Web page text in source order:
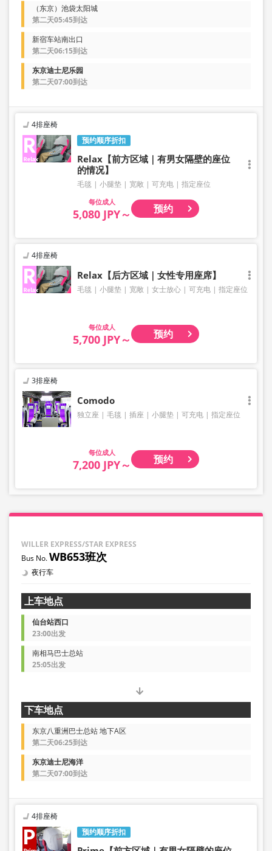
（东京）池袋太阳城
第二天05:45到达
新宿车站南出口
第二天06:15到达
东京迪士尼乐园
第二天07:00到达
预约顺序折扣
4排座椅
Relax【前方区域｜有男女隔壁的座位
的情况】
毛毯 小腿垫 宽敞 可充电 指定座位
成人
5,080 JPY～ 预约
4排座椅
Relax【后方区域｜女性专用座席】
毛毯 小腿垫 宽敞 女士放心 可充电 指定座位
成人
5,700 JPY～ 预约
3排座椅
Comodo
独立座 毛毯 插座 小腿垫 可充电 指定座位
成人
7,200 JPY～ 预约
WILLER EXPRESS/STAR EXPRESS
WB653班次
夜行车
上车地点
仙台站西口
23:00出发
南相马巴士总站
25:05出发
下车地点
东京八重洲巴士总站 地下A区
第二天06:25到达
东京迪士尼海洋
第二天07:00到达
预约顺序折扣
4排座椅